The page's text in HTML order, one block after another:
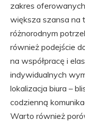
zakres
większa szansa na
różnorodnym
również podejście
na współpracę i
indywidualnych
lokalizacja biura –
codzienną
Warto również